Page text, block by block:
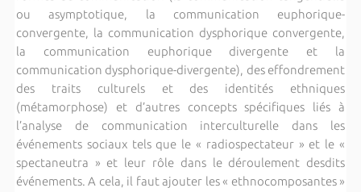
ou asymptotique, la communication euphorique-
convergente, la communication dysphorique convergente,
la communication euphorique divergente et la
communication dysphorique-divergente), des effondrement
des traits culturels et des identités ethniques
(métamorphose) et d’autres concepts spécifiques liés à
l’analyse de communication interculturelle dans les
événements sociaux tels que le « radiospectateur » et le «
spectaneutra » et leur rôle dans le déroulement desdits
événements. A cela, il faut ajouter les « ethnocomposantes »